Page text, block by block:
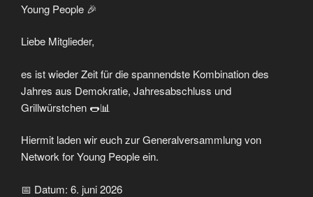
Young People 🎉
Liebe Mitglieder,
es ist wieder Zeit für die spannendste Kombination des
Jahres aus Demokratie, Jahresabschluss und
Grillwürstchen 🌭📊
Hiermit laden wir euch zur Generalversammlung von
Network for Young People ein.
📅 Datum: 6. juni 2026